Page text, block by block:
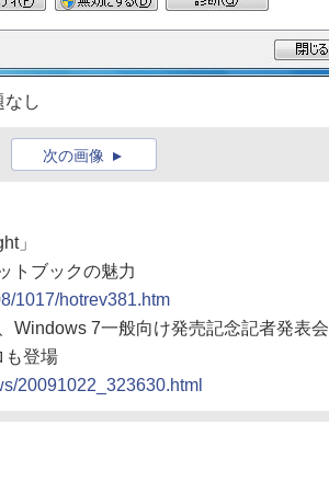
し
次の画像
」
トブックの魅力
1017/hotrev381.htm
Windows 7一般向け発売記念記者発表会
も登場
20091022_323630.html